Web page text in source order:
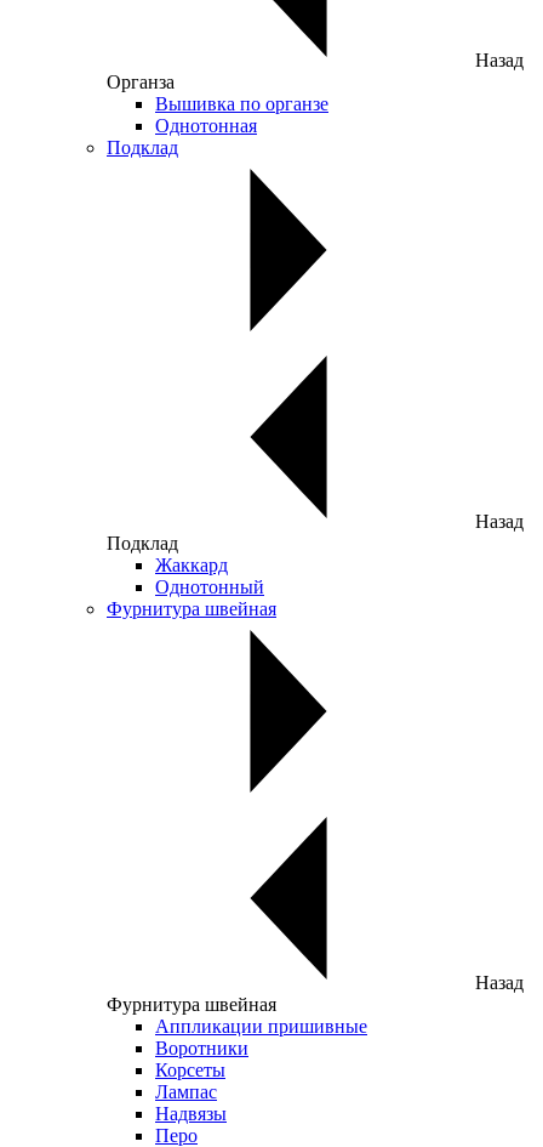
Назад
Органза
Вышивка по органзе
Однотонная
Подклад
Назад
Подклад
Жаккард
Однотонный
Фурнитура швейная
Назад
Фурнитура швейная
Аппликации пришивные
Воротники
Корсеты
Лампас
Надвязы
Перо